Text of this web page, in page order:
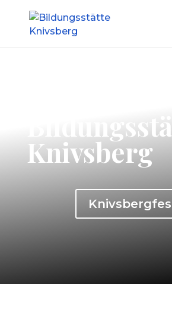
Knivsberg